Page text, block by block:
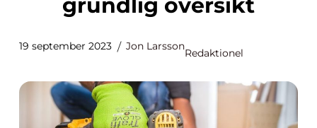
grundlig översikt
19 september 2023 Jon Larsson
Redaktionel